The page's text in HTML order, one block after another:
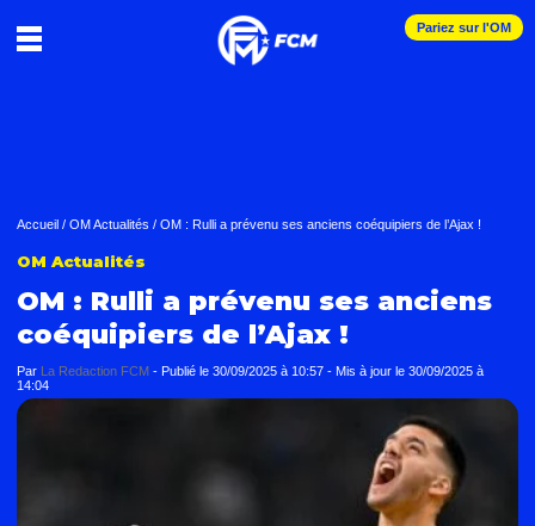
Pariez sur l'OM
Accueil / OM Actualités / OM : Rulli a prévenu ses anciens coéquipiers de l’Ajax !
OM Actualités
OM : Rulli a prévenu ses anciens
coéquipiers de l’Ajax !
Par La Redaction FCM - Publié le 30/09/2025 à 10:57 - Mis à jour le 30/09/2025 à
14:04